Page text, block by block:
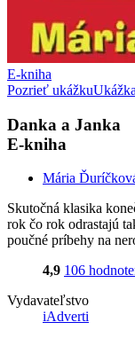
E-kniha
Pozrieť ukážkuUkážka
Danka a Janka
E-kniha
Mária
Skutočná klasika
rok čo rok odrastajú
poučné príbehy na
4,9 106
Vydavateľstvo
iAdverti